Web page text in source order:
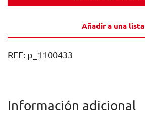
33CL
cantidad
Añadir a una lista
REF: p_1100433
Información adicional